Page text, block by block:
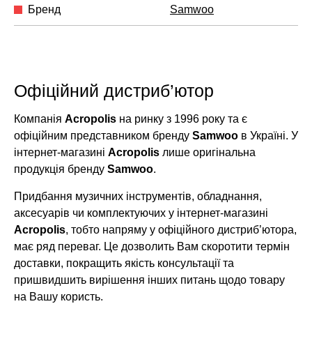
Бренд Samwoo
Офіційний дистриб’ютор
Компанія Acropolis на ринку з 1996 року та є
офіційним представником бренду Samwoo в Україні. У
інтернет-магазині Acropolis лише оригінальна
продукція бренду Samwoo.
Придбання музичних інструментів, обладнання,
аксесуарів чи комплектуючих у інтернет-магазині
Acropolis, тобто напряму у офіційного дистриб’ютора,
має ряд переваг. Це дозволить Вам скоротити термін
доставки, покращить якість консультації та
пришвидшить вирішення інших питань щодо товару
на Вашу користь.